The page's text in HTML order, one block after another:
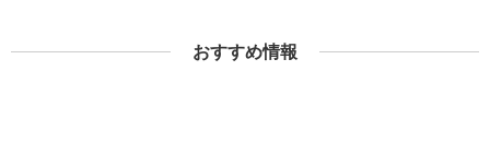
おすすめ情報